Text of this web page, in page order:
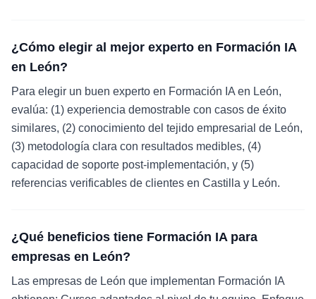
¿Cómo elegir al mejor experto en Formación IA
en León?
Para elegir un buen experto en Formación IA en León,
evalúa: (1) experiencia demostrable con casos de éxito
similares, (2) conocimiento del tejido empresarial de León,
(3) metodología clara con resultados medibles, (4)
capacidad de soporte post-implementación, y (5)
referencias verificables de clientes en Castilla y León.
¿Qué beneficios tiene Formación IA para
empresas en León?
Las empresas de León que implementan Formación IA